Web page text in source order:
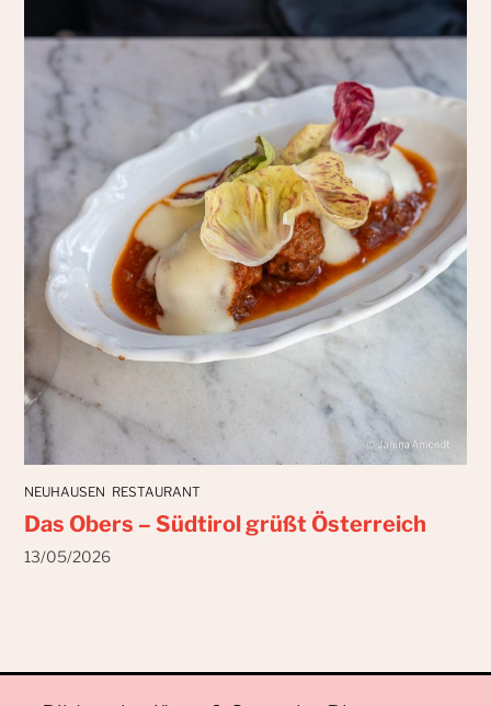
NEUHAUSEN RESTAURANT
Das Obers – Südtirol grüßt Österreich
13/05/2026